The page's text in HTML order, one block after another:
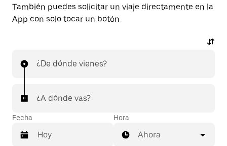
También puedes solicitar un viaje directamente en la
App con solo tocar un botón.
¿De dónde vienes?
¿A dónde vas?
Fecha Hora
Ahora